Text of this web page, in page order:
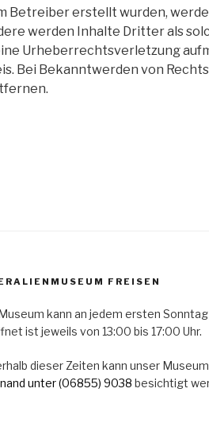
Betreiber erstellt wurden,
werden Inhalte Dritter als
Urheberrechtsverletzung
Bei Bekanntwerden von
FREISEN
kann an jedem ersten
ist jeweils von 13:00 bis 17:00 Uhr.
dieser Zeiten kann unser
unter (06855) 9038 besichtigt